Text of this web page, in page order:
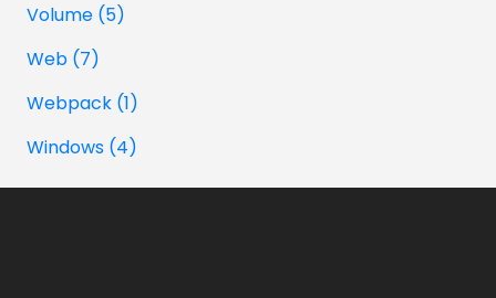
Volume (5)
Web (7)
Webpack (1)
Windows (4)